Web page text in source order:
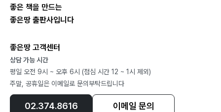
좋은 책을 만드는
좋은땅 출판사입니다
좋은땅 고객센터
상담 가능 시간
평일 오전 9시 ~ 오후 6시 (점심 시간 12 ~ 1시 제외)
주말, 공휴일은 이메일로 문의부탁드립니다
02.374.8616 이메일 문의